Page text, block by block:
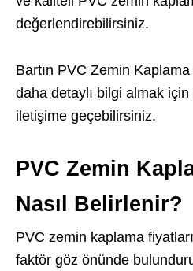
değerlendirebilirsiniz.
Bartın PVC Zemin
daha detaylı bilgi almak için
iletişime geçebilirsiniz.
PVC Zemin
Nasıl Belirlenir?
PVC zemin kaplama
faktör göz önünde